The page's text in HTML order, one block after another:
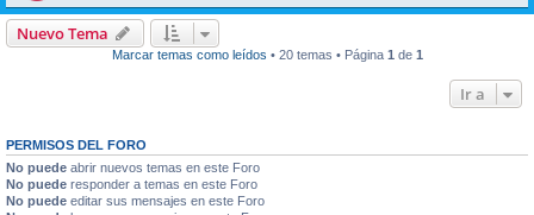
Nuevo Tema
Marcar temas como leídos • 20 temas • Página 1 de 1
Ir a
PERMISOS DEL FORO
No puede abrir nuevos temas en este Foro
No puede responder a temas en este Foro
No puede editar sus mensajes en este Foro